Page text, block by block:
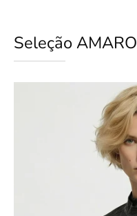
Seleção AMARO